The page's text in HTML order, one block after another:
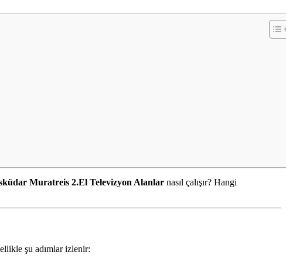
Muratreis 2.El Televizyon Alanlar nasıl çalışır? Hangi
şu adımlar izlenir: